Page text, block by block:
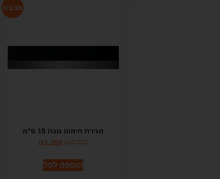
מבצע!
מגירת חימום גובה 15 ס"מ
₪1,395
הוספה לסל